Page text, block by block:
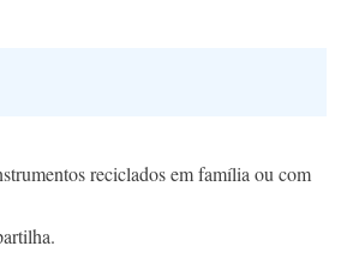
reciclados em família ou com